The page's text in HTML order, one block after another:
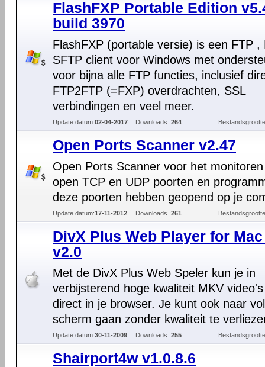
FlashFXP Portable Edition
build 3970
FlashFXP (portable versie) is een FTP ,
SFTP client voor Windows met
voor bijna alle FTP functies, inclusief
FTP2FTP (=FXP) overdrachten, SSL
verbindingen en veel meer.
Update datum:02-04-2017 Downloads :264
Open Ports Scanner v2.47
Open Ports Scanner voor het
open TCP en UDP poorten en
deze poorten hebben geopend op je
Update datum:17-11-2012 Downloads :261
DivX Plus Web Player for Mac
v2.0
Met de DivX Plus Web Speler kun je in
verbijsterend hoge kwaliteit MKV
direct in je browser. Je kunt ook naar
scherm gaan zonder kwaliteit te
Update datum:30-11-2009 Downloads :255
Shairport4w v1.0.8.6